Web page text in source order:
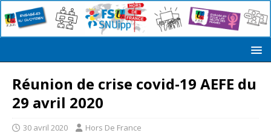
Réunion de crise covid-19 AEFE du
29 avril 2020
30 avril 2020 Hors De France